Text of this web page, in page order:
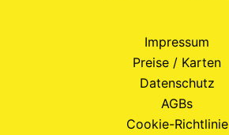
Impressum
Preise / Karten
Datenschutz
AGBs
Cookie-Richtlinie